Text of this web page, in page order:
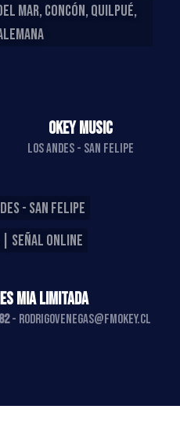
MAR, CONCÓN, QUILPUÉ,
OKEY MUSIC
LOS ANDES - SAN FELIPE
- SAN FELIPE
| SEÑAL ONLINE
MIA LIMITADA
- rodrigovenegas@fmokey.cl